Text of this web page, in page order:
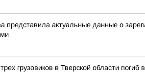
представила актуальные данные о
грузовиков в Тверской области погиб